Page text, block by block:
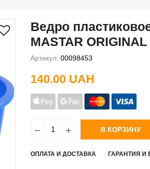
Ведро
MASTAR
Артикул: 00098453
140.00 UAH
В КОРЗИНУ
ОПЛАТА И ДОСТАВКА ГАРАНТИЯ И